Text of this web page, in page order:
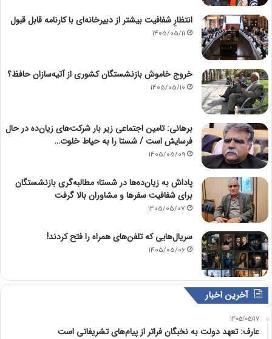
انتظارِ شفافیت بیشتر از دبیرخانه‌ای با کارنامه قابل قبول
1405/05/11
خروج خاموش بازنشستگان کشوری از آتیه‌سازان حافظ؟
1405/05/10
برهانی: تامین اجتماعی زیر بار شرکت‌های زیان‌ده در حال
فرسایش است / شستا را به حیاط خلوت…
1405/05/09
پاداش به زیان‌ده‌ها در شستا؛ مطالبه‌گری بازنشستگان
برای شفافیت سفرها و مشاوران بالا گرفت
1405/05/07
سریال‌هایی که تلفن‌های همراه را فتح کردند!
1405/05/06
آخرین اخبار
1405/05/17
عارف: تعهد دولت به نخبگان فراتر از پیام‎‌های تشریفاتی است